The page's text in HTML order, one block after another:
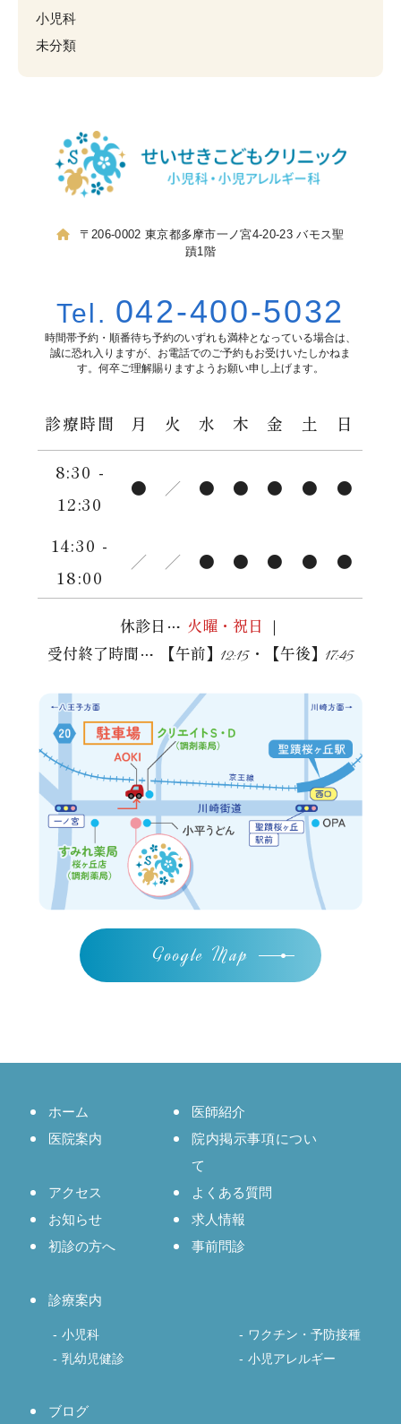
小児科
未分類
〒206-0002 東京都多摩市一ノ宮4-20-23 バモス聖
蹟1階
Tel. 042-400-5032
時間帯予約・順番待ち予約のいずれも満枠となっている場合は、
誠に恐れ入りますが、お電話でのご予約もお受けいたしかねま
す。 何卒ご理解賜りますようお願い申し上げます。
診療時間 月 火 水 木 金 土 日
8:30 -
12:30
● ／ ● ● ● ● ●
14:30 -
18:00
／ ／ ● ● ● ● ●
休診日 … 火曜・祝日
｜
受付終了時間 … 【午前】 12:15・【午後】 17:45
Google Map
ホーム
医師紹介
医院案内
院内掲示事項につい
て
アクセス
よくある質問
お知らせ
求人情報
初診の方へ
事前問診
診療案内
小児科
ワクチン・予防接種
乳幼児健診
小児アレルギー
ブログ